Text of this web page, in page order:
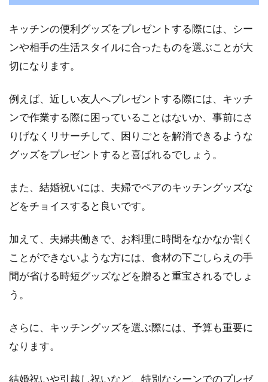
電球が切れてしまった！このように電球が切れ
てしまった際に、消費電力の低いLEDに交換さ
女性が都内で一人暮らし！安心の区
は？家具は安いだけではNG
の場合は、防...
インテリアをモノトーンで統一！差
し色をプラスするコツ
んは、モ...
キッチンの便利グッズをプレゼントする際には、シー
ンや相手の生活スタイルに合ったものを選ぶことが大
切になります。
例えば、近しい友人へプレゼントする際には、キッチ
ンで作業する際に困っていることはないか、事前にさ
りげなくリサーチして、困りごとを解消できるような
グッズをプレゼントすると喜ばれるでしょう。
また、結婚祝いには、夫婦でペアのキッチングッズな
どをチョイスすると良いです。
加えて、夫婦共働きで、お料理に時間をなかなか割く
ことができないような方には、食材の下ごしらえの手
間が省ける時短グッズなどを贈ると重宝されるでしょ
う。
さらに、キッチングッズを選ぶ際には、予算も重要に
なります。
結婚祝いや引越し祝いなど、特別なシーンでのプレゼ